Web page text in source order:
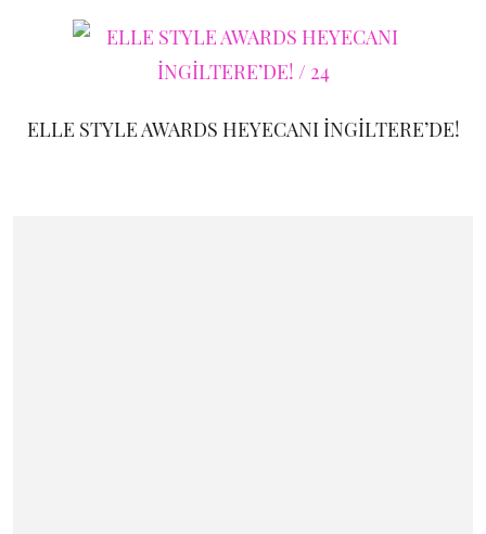
ELLE STYLE AWARDS HEYECANI İNGİLTERE’DE!